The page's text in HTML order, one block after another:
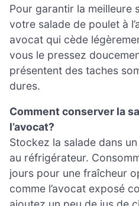
Pour garantir la meilleure
votre salade de poulet à
avocat qui cède
vous le pressez
présentent des taches
dures.
Comment conserver la
l’avocat?
Stockez la salade dans
au réfrigérateur.
jours pour une fraîcheur
comme l’avocat exposé